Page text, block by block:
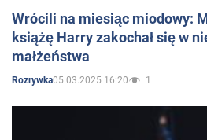
Wrócili na miesiąc miodowy:
książę Harry zakochał się w
małżeństwa
Rozrywka05.03.2025 16:20 1